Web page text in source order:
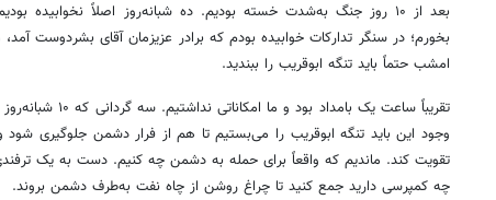
بخورم؛ در سنگر تدارکات خوابیده بودم که برادر عزیزمان آقای بشردوست
امشب حتماً باید تنگه ابوقریب را ببندید.
تقریباً ساعت یک
وجود این باید تنگه ابوقریب را می‌بستیم تا هم از فرار دشمن جلوگیری شود
تقویت کند. ماندیم که واقعاً برای حمله به دشمن چه کنیم. دست به یک
چه کمپرسی دارید جمع کنید تا چراغ روشن از چاه نفت به‌طرف دشمن بروند.